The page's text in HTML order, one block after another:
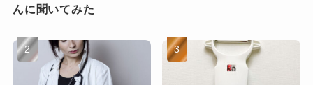
んに聞いてみた